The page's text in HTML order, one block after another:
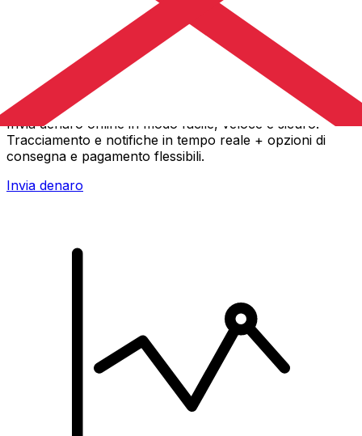
Trasferimenti di denaro internazionali Xe
Invia denaro online in modo facile, veloce e sicuro.
Tracciamento e notifiche in tempo reale + opzioni di
consegna e pagamento flessibili.
Invia denaro